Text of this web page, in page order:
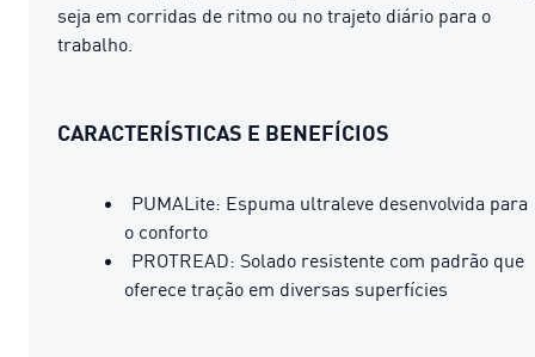
seja em corridas de ritmo ou no trajeto diário para o
trabalho.
CARACTERÍSTICAS E BENEFÍCIOS
PUMALite: Espuma ultraleve desenvolvida para
o conforto
PROTREAD: Solado resistente com padrão que
oferece tração em diversas superfícies